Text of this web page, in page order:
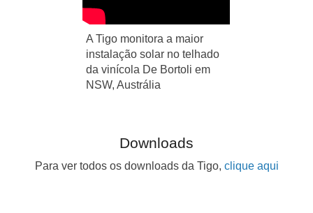
A Tigo monitora a maior
instalação solar no telhado
da vinícola De Bortoli em
NSW, Austrália
Downloads
Para ver todos os downloads da Tigo, clique aqui